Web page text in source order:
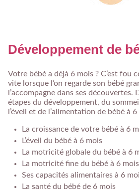
Développement de
Votre bébé a déjà 6 mois ? C’est fou
vite lorsque l’on regarde son bébé
l’accompagne dans ses découvertes.
étapes du développement, du
l’éveil et de l’alimentation de bébé à 6
La croissance de votre bébé à 6
L’éveil du bébé à 6 mois
La motricité globale du bébé à 6
La motricité fine du bébé à 6 mois
Ses capacités alimentaires à 6
La santé du bébé de 6 mois